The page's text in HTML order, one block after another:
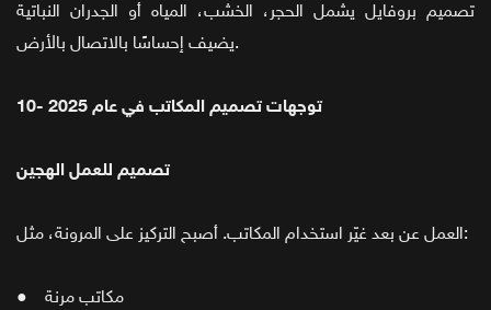
تصميم بروفايل يشمل الحجر، الخشب، المياه أو الجدران النباتية
يضيف إحساسًا بالاتصال بالأرض.
10- توجهات تصميم المكاتب في عام 2025
تصميم للعمل الهجين
العمل عن بعد غيّر استخدام المكاتب. أصبح التركيز على المرونة، مثل:
● مكاتب مرنة